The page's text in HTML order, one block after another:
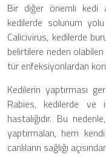
Bir diğer önemli kedi
kedilerde solunum
Calicivirus, kedilerde
belirtilere neden
tür enfeksiyonlardan
Kedilerin yaptırması
Rabies, kedilerde ve
hastalığıdır. Bu
yaptırmaları, hem
canlıların sağlığı